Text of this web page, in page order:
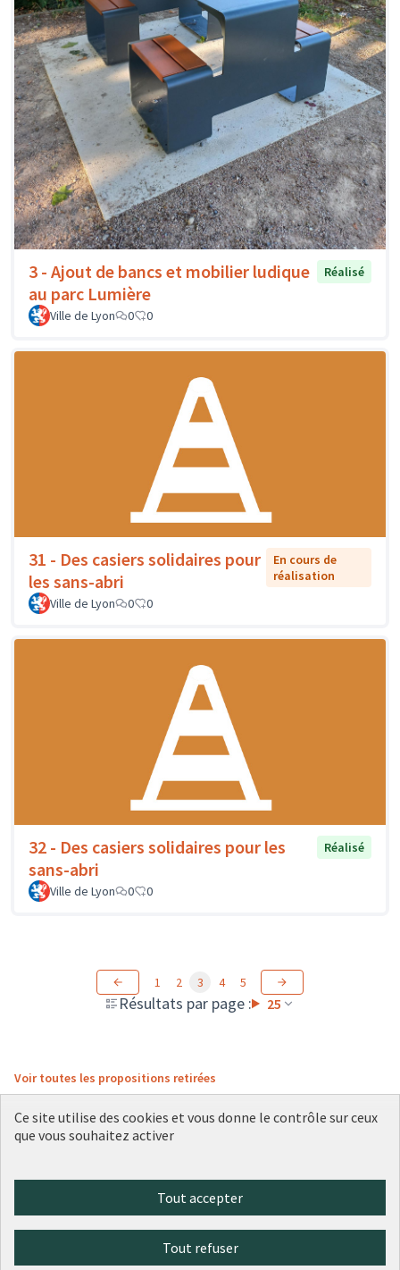
3 - Ajout de bancs et mobilier ludique
au parc Lumière
Réalisé
Ville de Lyon 0 0
31 - Des casiers solidaires pour
les sans-abri
En cours de
réalisation
Ville de Lyon
0 0
32 - Des casiers solidaires pour les
sans-abri
Réalisé
Ville de Lyon 0 0
Résultats par page : 25
1 2 3 4 5
Voir toutes les propositions retirées
(Lien externe)
(Lien externe)
(Lien externe)
(Lien externe)
(Lien externe)
Ce site utilise des cookies et vous donne le contrôle sur ceux
que vous souhaitez activer
Tout accepter
Tout refuser